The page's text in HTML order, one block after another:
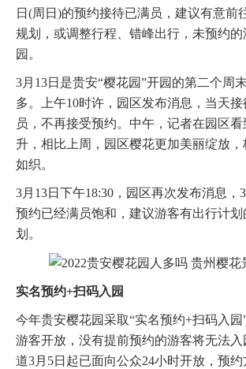
日(周日)的预约接待已满员，建议有意前
规划，或调整行程、错峰出行，未预约的
园。
3月13日是贵安“樱花园”开园的第二个周
多。上午10时许，园区发布消息，当天
员，不再接受预约。中午，记者在园区看
升，相比上周，园区樱花更加美丽绽放，
如织。
3月13日下午18:30，园区再次发布消息，
预约已经满员饱和，建议游客有出行计
划。
实名预约+扫码入园
今年贵安樱花园采取“实名预约+扫码入园
游客开放，没有提前预约的游客将无法入
道3月5日起已面向公众24小时开放，预